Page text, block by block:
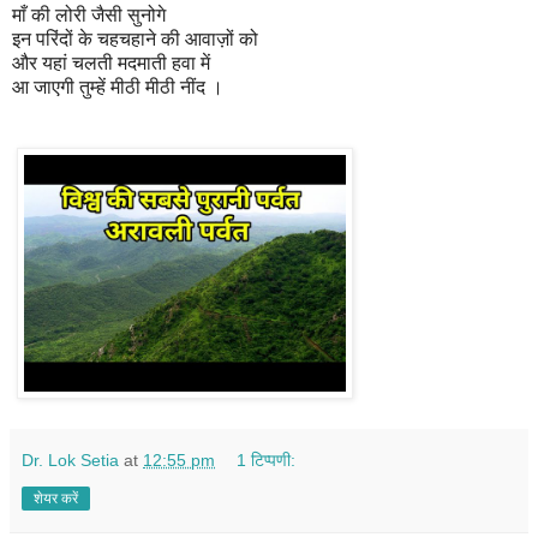
माँ की लोरी जैसी सुनोगे
इन परिंदों के चहचहाने की आवाज़ों को
और यहां चलती मदमाती हवा में
आ जाएगी तुम्हें मीठी मीठी नींद ।
Dr. Lok Setia at 12:55 pm 1 टिप्पणी:
शेयर करें